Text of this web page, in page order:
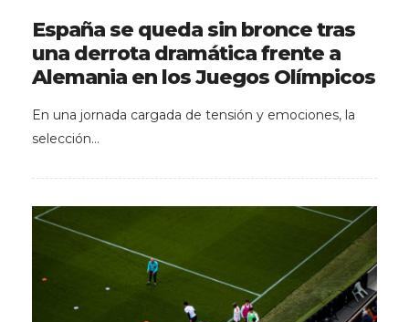
España se queda sin bronce tras
una derrota dramática frente a
Alemania en los Juegos Olímpicos
En una jornada cargada de tensión y emociones, la
selección…